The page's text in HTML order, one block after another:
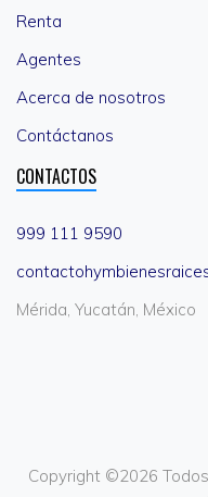
Renta
Agentes
Acerca de nosotros
Contáctanos
CONTACTOS
999 111 9590
Mérida, Yucatán, México
Copyright ©2026